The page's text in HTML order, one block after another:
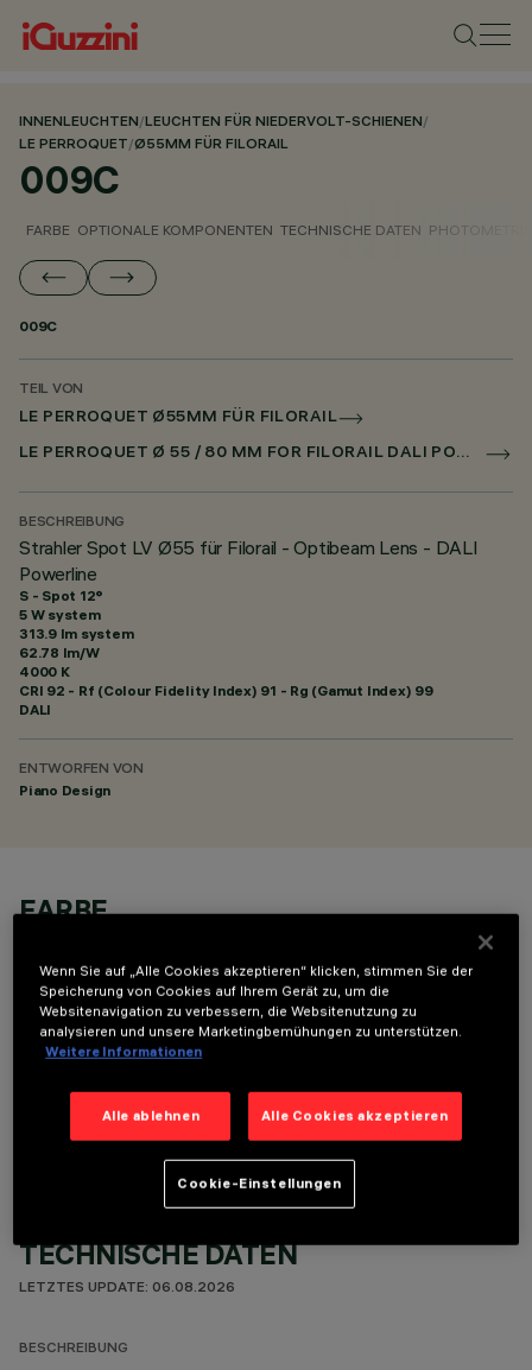
INNENLEUCHTEN/LEUCHTEN FÜR NIEDERVOLT-SCHIENEN/
LE PERROQUET/Ø55MM FÜR FILORAIL
009C
FARBE OPTIONALE KOMPONENTEN TECHNISCHE DATEN
009C
TEIL VON
LE PERROQUET Ø55MM FÜR FILORAIL
LE PERROQUET Ø 55 / 80 MM FOR FILORAIL DALI POWERLINE
BESCHREIBUNG
Strahler Spot LV Ø55 für Filorail - Optibeam Lens - DALI
Powerline
S - Spot 12°
5 W system
313.9 lm system
62.78 lm/W
4000 K
CRI 92 - Rf (Colour Fidelity Index) 91 - Rg (Gamut Index) 99
DALI
ENTWORFEN VON
Piano Design
FARBE
OPTIONALE KOMPONENTEN
TECHNISCHE DATEN
LETZTES UPDATE: 06.08.2026
BESCHREIBUNG
Wenn Sie auf „Alle Cookies akzeptieren“ klicken, stimmen Sie der
Speicherung von Cookies auf Ihrem Gerät zu, um die
Websitenavigation zu verbessern, die Websitenutzung zu
analysieren und unsere Marketingbemühungen zu unterstützen.
Weitere Informationen
Alle ablehnen Alle Cookies akzeptieren
Cookie-Einstellungen